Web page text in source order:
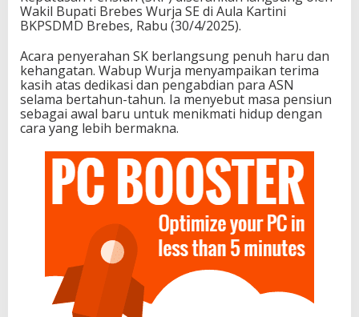
Wakil Bupati Brebes Wurja SE di Aula Kartini
BKPSDMD Brebes, Rabu (30/4/2025).
Acara penyerahan SK berlangsung penuh haru dan
kehangatan. Wabup Wurja menyampaikan terima
kasih atas dedikasi dan pengabdian para ASN
selama bertahun-tahun. Ia menyebut masa pensiun
sebagai awal baru untuk menikmati hidup dengan
cara yang lebih bermakna.